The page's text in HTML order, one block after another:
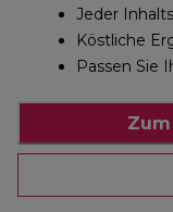
Jeder
Köstliche
Passen Sie